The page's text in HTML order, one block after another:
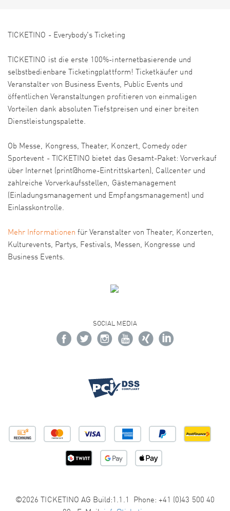
TICKETINO - Everybody's Ticketing
TICKETINO ist die erste 100%-internetbasierende und
selbstbedienbare Ticketingplattform! Ticketkäufer und
Veranstalter von Business Events, Public Events und
öffentlichen Veranstaltungen profitieren von einmaligen
Vorteilen dank absoluten Tiefstpreisen und einer breiten
Dienstleistungspalette.
Ob Messe, Kongress, Theater, Konzert, Comedy oder
Sportevent - TICKETINO bietet das Gesamt-Paket: Vorverkauf
über Internet (print@home-Eintrittskarten), Callcenter und
zahlreiche Vorverkaufsstellen, Gästemanagement
(Einladungsmanagement und Empfangsmanagement) und
Einlasskontrolle.
Mehr Informationen für Veranstalter von Theater, Konzerten,
Kulturevents, Partys, Festivals, Messen, Kongresse und
Business Events.
SOCIAL MEDIA
©2026 TICKETINO AG Build:1.1.1 Phone: +41 (0)43 500 40